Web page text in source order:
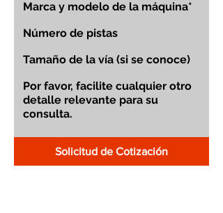
Solicitud de Cotización